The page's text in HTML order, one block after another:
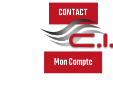
CONTACT
Mon Compte